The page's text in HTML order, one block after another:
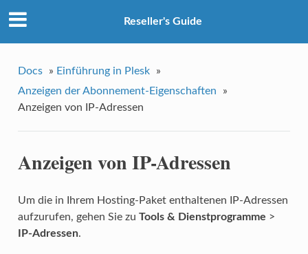
Reseller's Guide
Docs » Einführung in Plesk
»
Anzeigen der Abonnement-Eigenschaften
»
Anzeigen von IP-Adressen
Anzeigen von IP-Adressen
Um die in Ihrem Hosting-Paket enthaltenen IP-Adressen
aufzurufen, gehen Sie zu Tools & Dienstprogramme >
IP-Adressen.